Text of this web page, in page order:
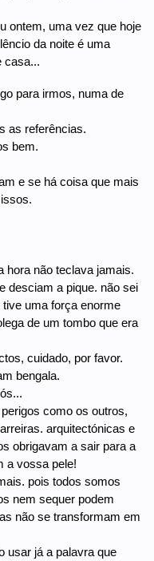
ontem, uma vez que hoje
da noite é uma
casa...
para irmos, numa de
as referências.
bem.
e se há coisa que mais
hora não teclava jamais.
desciam a pique. não sei
uma força enorme
de um tombo que era
cuidado, por favor.
bengala.
como os outros,
arquitectónicas e
obrigavam a sair para a
a vossa pele!
pois todos somos
nem sequer podem
não se transformam em
usar já a palavra que